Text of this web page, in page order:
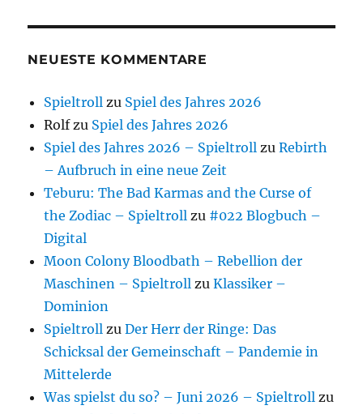
NEUESTE KOMMENTARE
Spieltroll zu Spiel des Jahres 2026
Rolfzu Spiel des Jahres 2026
Spiel des Jahres 2026 – Spieltroll zuRebirth
– Aufbruch in eine neue Zeit
Teburu: The Bad Karmas and the Curse of
the Zodiac – Spieltroll zu #022 Blogbuch –
Digital
Moon Colony Bloodbath – Rebellion der
Maschinen – Spieltroll zuKlassiker –
Dominion
Spieltroll zuDer Herr der Ringe: Das
Schicksal der Gemeinschaft – Pandemie in
Mittelerde
Was spielst du so? – Juni 2026 – Spieltroll zu